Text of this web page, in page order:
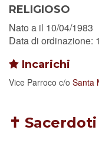
RELIGIOSO
Nato a il 10/04/1983
Data di ordinazione:
Incarichi
Vice Parroco c/o Santa
✝